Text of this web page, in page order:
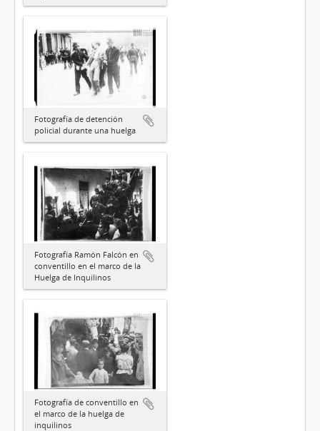
Fotografía de detención
policial durante una huelga
Fotografía Ramón Falcón en
conventillo en el marco de la
Huelga de Inquilinos
Fotografía de conventillo en
el marco de la huelga de
inquilinos